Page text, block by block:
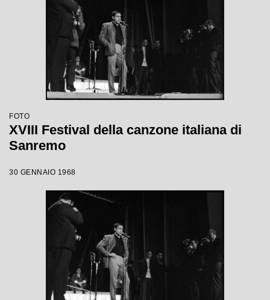
FOTO
XVIII Festival della canzone italiana di
Sanremo
30 GENNAIO 1968